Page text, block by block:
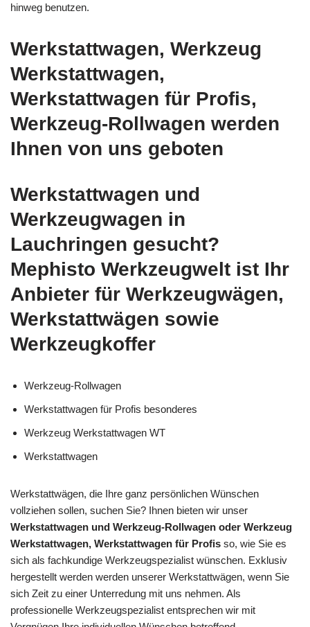
hinweg benutzen.
Werkstattwagen, Werkzeug
Werkstattwagen,
Werkstattwagen für Profis,
Werkzeug-Rollwagen werden
Ihnen von uns geboten
Werkstattwagen und
Werkzeugwagen in
Lauchringen gesucht?
Mephisto Werkzeugwelt ist Ihr
Anbieter für Werkzeugwägen,
Werkstattwägen sowie
Werkzeugkoffer
Werkzeug-Rollwagen
Werkstattwagen für Profis besonderes
Werkzeug Werkstattwagen WT
Werkstattwagen
Werkstattwägen, die Ihre ganz persönlichen Wünschen
vollziehen sollen, suchen Sie? Ihnen bieten wir unser
Werkstattwagen und Werkzeug-Rollwagen oder Werkzeug
Werkstattwagen, Werkstattwagen für Profis so, wie Sie es
sich als fachkundige Werkzeugspezialist wünschen. Exklusiv
hergestellt werden werden unserer Werkstattwägen, wenn Sie
sich Zeit zu einer Unterredung mit uns nehmen. Als
professionelle Werkzeugspezialist entsprechen wir mit